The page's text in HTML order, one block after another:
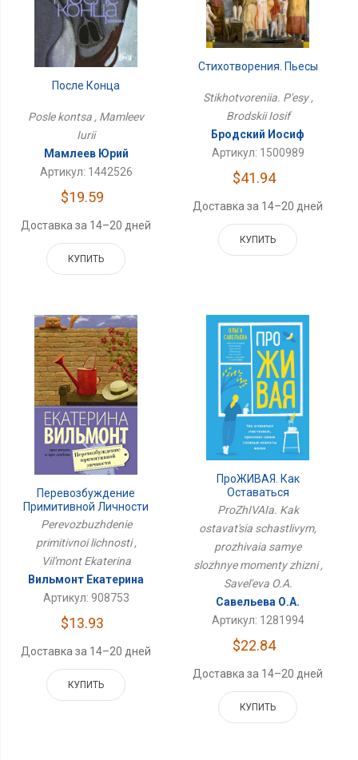
После Конца
Posle kontsa , Mamleev
Iurii
Мамлеев Юрий
Артикул: 1442526
$19.59
Доставка за 14–20 дней
КУПИТЬ
Стихотворения. Пьесы
Stikhotvoreniia. P'esy ,
Brodskii Iosif
Бродский Иосиф
Артикул: 1500989
$41.94
Доставка за 14–20 дней
КУПИТЬ
Перевозбуждение
Примитивной Личности
Perevozbuzhdenie
primitivnoi lichnosti ,
Vil'mont Ekaterina
Вильмонт Екатерина
Артикул: 908753
$13.93
Доставка за 14–20 дней
КУПИТЬ
ПроЖИВАЯ. Как
Оставаться
Счастливым, Проживая
Моменты Жизни
ProZhIVAIa. Kak
ostavat'sia schastlivym,
prozhivaia samye
slozhnye momenty zhizni ,
Savel'eva O.A.
Савельева О.А.
Артикул: 1281994
$22.84
Доставка за 14–20 дней
КУПИТЬ